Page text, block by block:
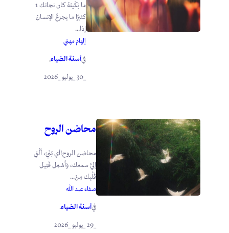
ما بَكَيتَهُ كان نجاتك 1
كثيرًا ما يجزعُ الإنسانُ
إذا...
إلهام مهني
فيأسنة الضياء.
محاضن الروح
محاضن الروح!أي بُنَيّ، أَلْقِ
إليَّ سمعك، وَأَشعِل فَتِيل
قَلْبِك مِنْ...
صفاء عبد الله
فيأسنة الضياء.